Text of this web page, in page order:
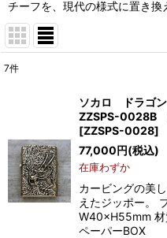
チーフを、現代の様式に置き換
7件
ソカロ ドラゴ
ZZSPS-0028B
[ZZSPS-0028]
77,000円(税込)
在庫わずか
カービングの美
えたジッポー。
W40×H55mm 材
ペーパーBOX